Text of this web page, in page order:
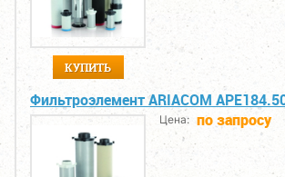
КУПИТЬ
Фильтроэлемент ARIACOM
Цена: по запросу